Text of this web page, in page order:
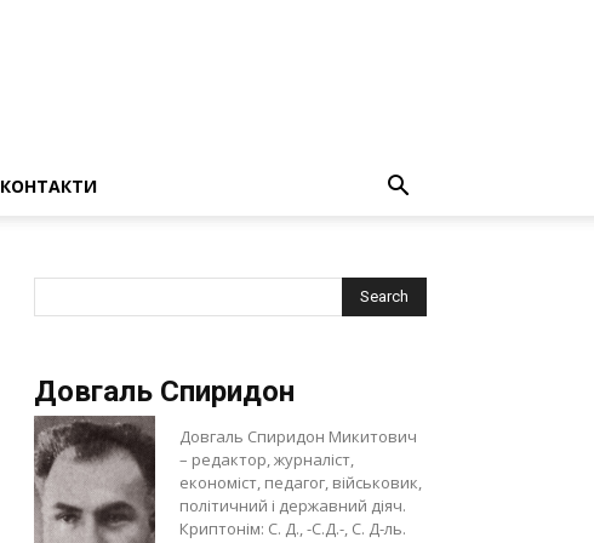
КОНТАКТИ
Довгаль Спиридон
Довгаль Спиридон Микитович
– редактор, журналіст,
економіст, педагог, військовик,
політичний і державний діяч.
Криптонім: С. Д., -С.Д.-, С. Д-ль.